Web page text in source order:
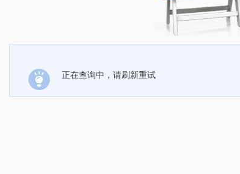
正在查询中，请刷新重试